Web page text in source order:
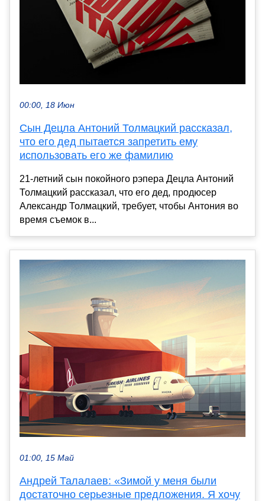
00:00, 18 Июн
Сын Децла Антоний Толмацкий рассказал,
что его дед пытается запретить ему
использовать его же фамилию
21-летний сын покойного рэпера Децла Антоний
Толмацкий рассказал, что его дед, продюсер
Александр Толмацкий, требует, чтобы Антония во
время съемок в...
01:00, 15 Май
Андрей Талалаев: «Зимой у меня были
достаточно серьезные предложения. Я хочу